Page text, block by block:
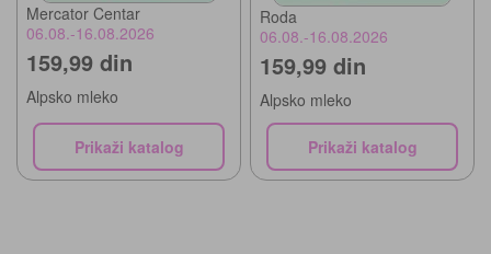
Mercator Centar
06.08.-16.08.2026
159,99 din
Alpsko mleko
Prikaži katalog
Roda
06.08.-16.08.2026
159,99 din
Alpsko mleko
Prikaži katalog